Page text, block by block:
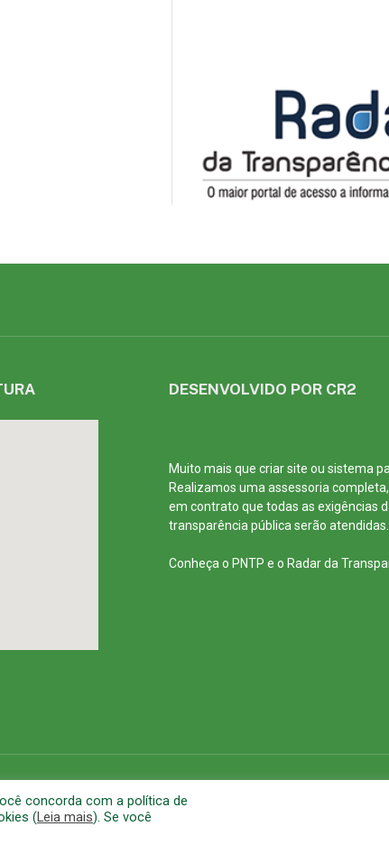
DESENVOLVIDO POR CR2
Muito mais que criar site ou sistema
Realizamos uma assessoria
em contrato que todas as exigências
transparência pública serão atendidas.
Conheça o PNTP e o Radar da
concorda com a política de
(Leia mais). Se você